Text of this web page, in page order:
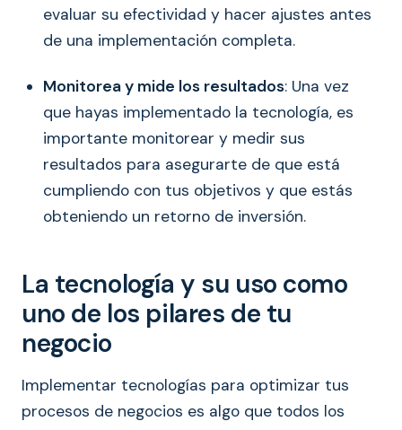
evaluar su efectividad y hacer ajustes antes
de una implementación completa.
Monitorea y mide los resultados: Una vez
que hayas implementado la tecnología, es
importante monitorear y medir sus
resultados para asegurarte de que está
cumpliendo con tus objetivos y que estás
obteniendo un retorno de inversión.
La tecnología y su uso como
uno de los pilares de tu
negocio
Implementar tecnologías para optimizar tus
procesos de negocios es algo que todos los